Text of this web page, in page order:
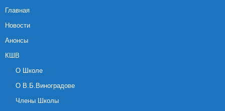
Главная
Новости
Анонсы
КШВ
О Школе
О В.Б.Виноградове
Члены Школы